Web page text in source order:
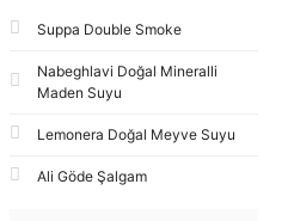
Suppa Double Smoke
Nabeghlavi Doğal Mineralli
Maden Suyu
Lemonera Doğal Meyve Suyu
Ali Göde Şalgam